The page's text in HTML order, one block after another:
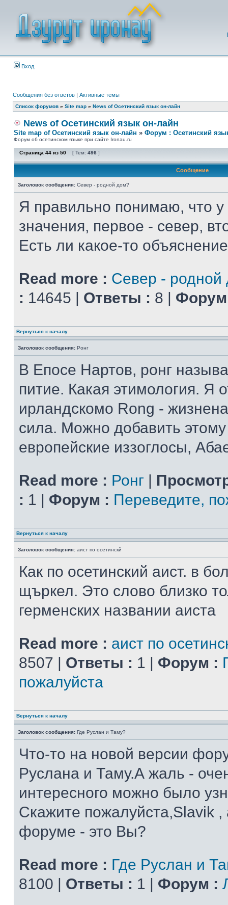
Вход
Сообщения без ответов | Активные темы
Список форумов » Site map » News of Осетинский язык он-лайн
News of Осетинский язык он-лайн
Site map of Осетинский язык он-лайн » Форум : Осетинский
Форум об осетинском языке при сайте Ironau.ru
Страница 44 из 50 [ Тем: 496 ]
Сообщение
Заголовок сообщения: Север - родной дом?
Я правильно понимаю, что
значения, первое - север,
Есть ли какое-то
Read more : Север - родной
: 14645 | Ответы : 8 |
Вернуться к началу
Заголовок сообщения: Ронг
В Епосе Нартов, ронг
питие. Какая этимология. Я
ирландскомо Rong -
сила. Можно добавить этому
европейские иззоглосы,
Read more : Ронг |
: 1 | Форум : Переведите,
Вернуться к началу
Заголовок сообщения: аист по осетинскй
Как по осетинский аист. в
щъркел. Это слово близко
герменских названии аиста
Read more : аист по
8507 | Ответы : 1 | Форум :
пожалуйста
Вернуться к началу
Заголовок сообщения: Где Руслан и Таму?
Что-то на новой версии
Руслана и Таму.А жаль -
интересного можно было
Скажите пожалуйста,Slavik ,
форуме - это Вы?
Read more : Где Руслан и
8100 | Ответы : 1 | Форум :